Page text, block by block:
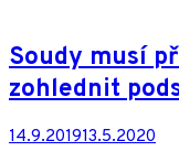
Soudy musí
zohlednit
14.9.201913.5.2020